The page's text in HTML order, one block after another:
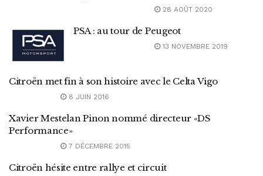
28 AOÛT 2020
PSA : au tour de Peugeot
13 NOVEMBRE 2019
Citroën met fin à son histoire avec le Celta Vigo
8 JUIN 2016
Xavier Mestelan Pinon nommé directeur «DS
Performance»
7 DÉCEMBRE 2015
Citroën hésite entre rallye et circuit